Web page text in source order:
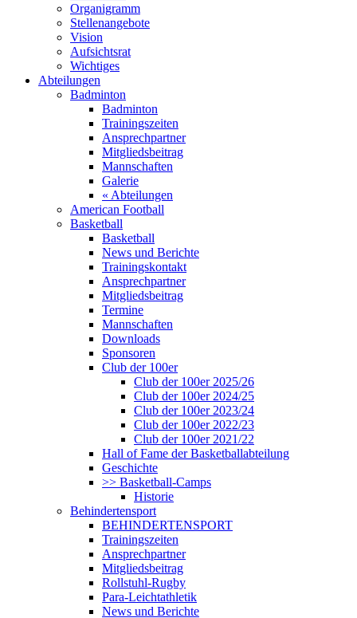
Organigramm
Stellenangebote
Vision
Aufsichtsrat
Wichtiges
Abteilungen
Badminton
Badminton
Trainingszeiten
Ansprechpartner
Mitgliedsbeitrag
Mannschaften
Galerie
« Abteilungen
American Football
Basketball
Basketball
News und Berichte
Trainingskontakt
Ansprechpartner
Mitgliedsbeitrag
Termine
Mannschaften
Downloads
Sponsoren
Club der 100er
Club der 100er 2025/26
Club der 100er 2024/25
Club der 100er 2023/24
Club der 100er 2022/23
Club der 100er 2021/22
Hall of Fame der Basketballabteilung
Geschichte
>> Basketball-Camps
Historie
Behindertensport
BEHINDERTENSPORT
Trainingszeiten
Ansprechpartner
Mitgliedsbeitrag
Rollstuhl-Rugby
Para-Leichtathletik
News und Berichte